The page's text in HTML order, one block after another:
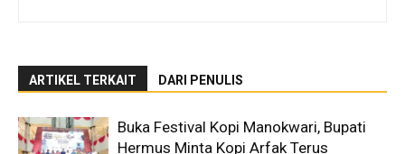
ARTIKEL TERKAIT DARI PENULIS
Buka Festival Kopi Manokwari, Bupati
Hermus Minta Kopi Arfak Terus